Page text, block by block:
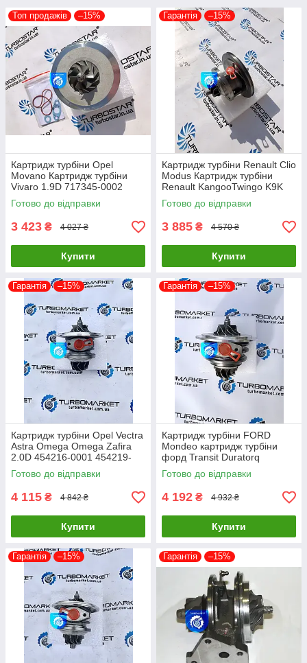
Топ продажів –15%
Картридж турбіни Opel
Movano Картридж турбіни
Vivaro 1.9D 717345-0002
717348-0001 703245-0002
751768-0003
Готово до відправки
3 423 ₴ 4 027 ₴
Купити
Гарантія –15%
Картридж турбіни Renault Clio
Modus Картридж турбіни
Renault KangooTwingo K9K
1.5D 54359700011
54359700012
Готово до відправки
3 885 ₴ 4 570 ₴
Купити
Гарантія –15%
Картридж турбіни Opel Vectra
Astra Omega Omega Zafira
2.0D 454216-0001 454219-
0002 454219-0005
Готово до відправки
4 115 ₴ 4 842 ₴
Купити
Гарантія –15%
Картридж турбіни FORD
Mondeo картридж турбіни
форд Transit Duratorq
726194-0005 726194-0004
726194-0003
Готово до відправки
4 192 ₴ 4 932 ₴
Купити
Гарантія –15% Гарантія –15%